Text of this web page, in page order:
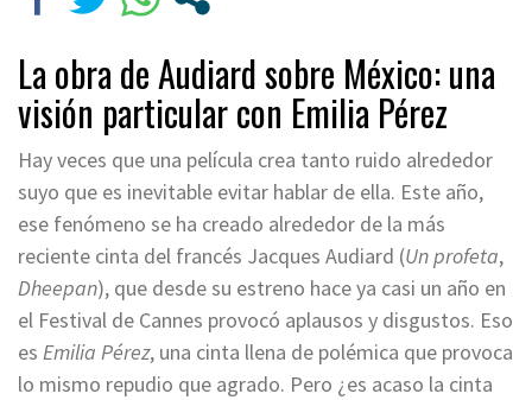
La obra de Audiard sobre México: una
visión particular con Emilia Pérez
Hay veces que una película crea tanto ruido alrededor
suyo que es inevitable evitar hablar de ella. Este año,
ese fenómeno se ha creado alrededor de la más
reciente cinta del francés Jacques Audiard (Un profeta,
Dheepan), que desde su estreno hace ya casi un año en
el Festival de Cannes provocó aplausos y disgustos. Eso
es Emilia Pérez, una cinta llena de polémica que provoca
lo mismo repudio que agrado. Pero ¿es acaso la cinta